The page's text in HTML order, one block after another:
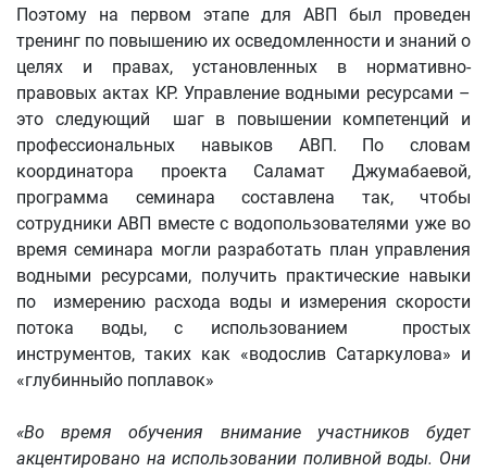
Поэтому на первом этапе для АВП был проведен
тренинг по повышению их осведомленности и знаний о
целях и правах, установленных в нормативно-
правовых актах КР. Управление водными ресурсами –
это следующий шаг в повышении компетенций и
профессиональных навыков АВП. По словам
координатора проекта Саламат Джумабаевой,
программа семинара составлена так, чтобы
сотрудники АВП вместе с водопользователями уже во
время семинара могли разработать план управления
водными ресурсами, получить практические навыки
по измерению расхода воды и измерения скорости
потока воды, с использованием простых
инструментов, таких как «водослив Сатаркулова» и
«глубинныйо поплавок»
«Во время обучения внимание участников будет
акцентировано на использовании поливной воды. Они